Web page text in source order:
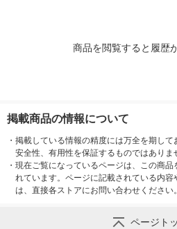
商品を閲覧すると履歴
掲載商品の情報について
・ 掲載している情報の精度には万全を期して
安全性、有用性を保証するものではありま
・ 現在ご覧になっているページは、この商
れています。ページに記載されている内
は、直接各ストアにお問い合わせください。
ページト